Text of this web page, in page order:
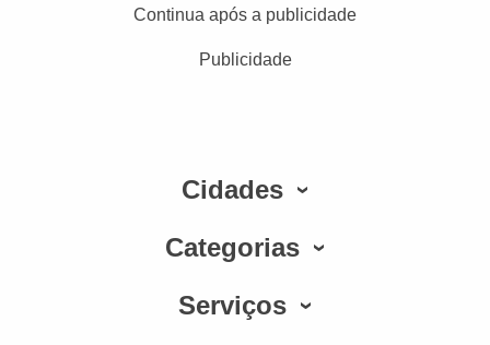
Continua após a publicidade
Publicidade
Cidades
Categorias
Serviços